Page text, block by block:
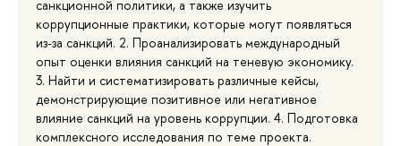
санкционной политики, а также изучить
коррупционные практики, которые могут появляться
из-за санкций. 2. Проанализировать международный
опыт оценки влияния санкций на теневую экономику.
3. Найти и систематизировать различные кейсы,
демонстрирующие позитивное или негативное
влияние санкций на уровень коррупции. 4. Подготовка
комплексного исследования по теме проекта.